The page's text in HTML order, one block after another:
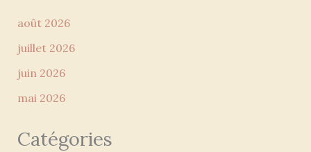
août 2026
juillet 2026
juin 2026
mai 2026
Catégories